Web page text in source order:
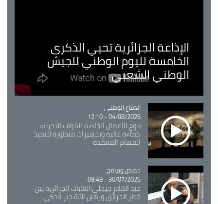
الإذاعة الجزائرية تحيي الذكرى
الخامسة لليوم الوطني للجيش
الوطني الشعبي
Catégorie
الدفاع الوطني
04/08/2026 - 12:10
فوج الأعمال الخاصة للقوات البحرية:
كفاءة عالية وتجهيزات متطورة لتنفيذ
المهام المعقدة
Catégorie
حصص وبرامج
30/07/2026 - 09:49
عبد القادر جيجلي:الغابات الجزائرية بين
خطر الحرائق ورهان التشجير الذكي